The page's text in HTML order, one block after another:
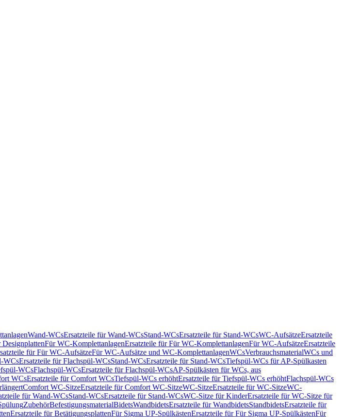
Wand-WCsErsatzteile für Wand-WCsStand-WCsErsatzteile für Stand-WCsWC-AufsätzeErsatzteile
Für WC-KomplettanlagenErsatzteile für Für WC-KomplettanlagenFür WC-AufsätzeErsatzteile
für Für WC-AufsätzeFür WC-Aufsätze und WC-KomplettanlagenWCsVerbrauchsmaterialWCs und
WCsErsatzteile für Flachspül-WCsStand-WCsErsatzteile für Stand-WCsTiefspül-WCs für AP-Spülkasten
WCsFlachspül-WCsErsatzteile für Flachspül-WCsAP-Spülkästen für WCs, aus
WCsErsatzteile für Comfort WCsTiefspül-WCs erhöhtErsatzteile für Tiefspül-WCs erhöhtFlachspül-WCs
Comfort WC-SitzeErsatzteile für Comfort WC-SitzeWC-SitzeErsatzteile für WC-SitzeWC-
für Wand-WCsStand-WCsErsatzteile für Stand-WCsWC-Sitze für KinderErsatzteile für WC-Sitze für
ZubehörBefestigungsmaterialBidetsWandbidetsErsatzteile für WandbidetsStandbidetsErsatzteile für
Ersatzteile für BetätigungsplattenFür Sigma UP-SpülkästenErsatzteile für Für Sigma UP-SpülkästenFür